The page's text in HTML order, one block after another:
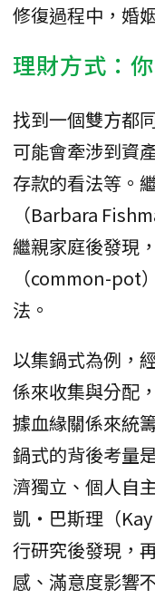
修復過程中，婚
理財方式：
找到一個雙方都
可能會牽涉到資
存款的看法等。
（Barbara
繼親家庭後發現
（common-pot
法。
以集鍋式為例，
係來收集與分配
據血緣關係來統
鍋式的背後考量
濟獨立、個人自
凱・巴斯理（
行研究後發現，
感、滿意度影響